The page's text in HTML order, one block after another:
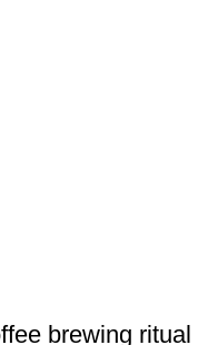
brewing ritual